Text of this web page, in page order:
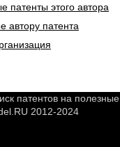
патенты этого автора
автору патента
патентов на полезные
2012-2024